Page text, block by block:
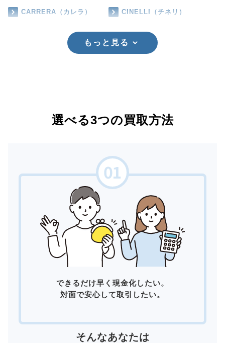
CARRERA（カレラ） CINELLI（チネリ）
もっと見る
選べる3つの買取方法
できるだけ早く現金化したい。
対面で安心して取引したい。
そんなあなたは